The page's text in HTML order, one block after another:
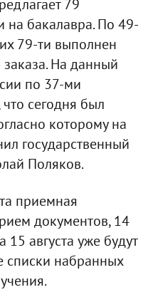
79
на бакалавра. По 49-
79-ти выполнен
заказа. На данный
по 37-ми
сегодня был
которому на
государственный
Поляков.
приемная
документов, 14
15 августа уже будут
списки набранных